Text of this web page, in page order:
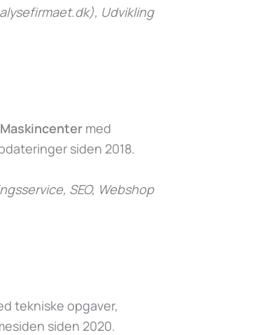
, Udvikling
med
siden 2018.
SEO, Webshop
tekniske opgaver,
siden 2020.